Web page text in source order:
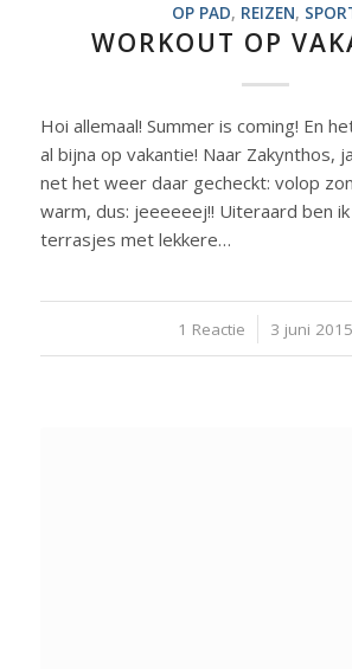
OP PAD, REIZEN,
WORKOUT OP
Hoi allemaal! Summer is coming! En
al bijna op vakantie! Naar Zakynthos,
net het weer daar gecheckt: volop
warm, dus: jeeeeeej!! Uiteraard ben
terrasjes met lekkere…
1 Reactie
/ 3 juni 2015